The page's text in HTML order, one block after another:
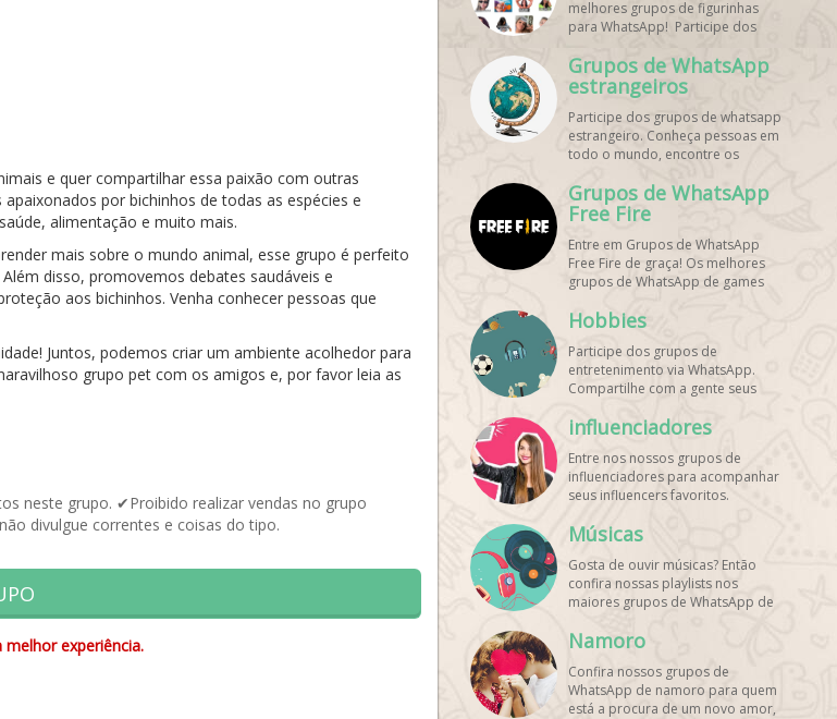
e quer compartilhar essa paixão com outras
por bichinhos de todas as espécies e
alimentação e muito mais.
mais sobre o mundo animal, esse grupo é perfeito
disso, promovemos debates saudáveis e
aos bichinhos. Venha conhecer pessoas que
Juntos, podemos criar um ambiente acolhedor para
grupo pet com os amigos e, por favor leia as
neste grupo. ✔Proibido realizar vendas no grupo
divulgue correntes e coisas do tipo.
experiência.
melhores grupos de figurinhas
para WhatsApp! Participe dos
figurinhas e stickers grátis.
Encontre aqui os melhores grupos
de WhatsApp e bombe seu perfil!
Grupos de WhatsApp
estrangeiros
Participe dos grupos de whatsapp
estrangeiro. Conheça pessoas em
todo o mundo, encontre os
Encontre esses e mais grupos de
WhatsApp de graça!
Grupos de WhatsApp
Free Fire
Entre em Grupos de WhatsApp
Free Fire de graça! Os melhores
grupos de WhatsApp de games
grupos de whats e faça novos
Hobbies
Participe dos grupos de
entretenimento via WhatsApp.
Compartilhe com a gente seus
os melhores grupos de WhatsApp,
influenciadores
Entre nos nossos grupos de
influenciadores para acompanhar
seus influencers favoritos.
em todo o Brasil e o mundo!
seus seguidores!
Músicas
Gosta de ouvir músicas? Então
confira nossas playlists nos
maiores grupos de WhatsApp de
melhores grupos de WhatsApp é
Namoro
Confira nossos grupos de
WhatsApp de namoro para quem
está a procura de um novo amor,